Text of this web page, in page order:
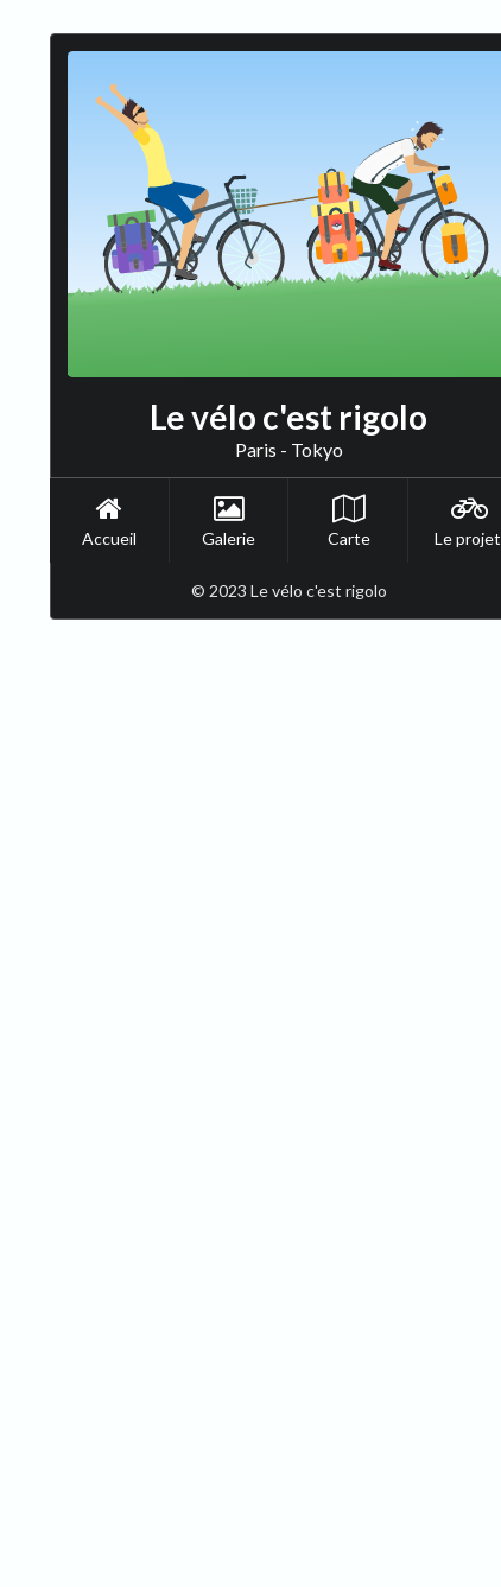
Le vélo c'est rigolo
Paris - Tokyo
Accueil Galerie Carte Le projet
© 2023 Le vélo c'est rigolo